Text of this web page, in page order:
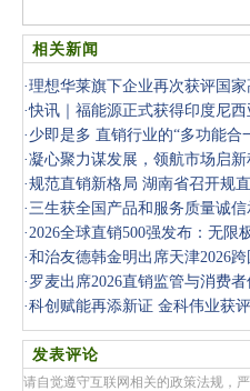
相关新闻
·理想华莱旗下企业再次获评国
·快讯｜福能源正式获得印度尼
· 少即是多 直销行业的“多功能合
·凝心聚力谋发展，领航市场启
销商见面
·规范直销新格局 湖南省召开规
·三生获全国产品和服务质量诚
·2026全球直销500强发布：无限
·和治友德韩金明出席天津2026
· 罗麦出席2026直销监管与消费
·科创赋能再添新证 金科伟业获
发表评论
请自觉遵守互联网相关的政策法规，